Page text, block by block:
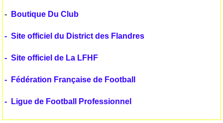
- Boutique Du Club
- Site officiel du District des Flandres
- Site officiel de La LFHF
- Fédération Française de Football
- Ligue de Football Professionnel